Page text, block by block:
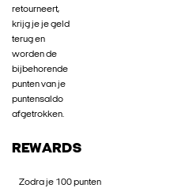
retourneert,
krijg je je geld
terug en
worden de
bijbehorende
punten van je
puntensaldo
afgetrokken.
REWARDS
Zodra je 100 punten